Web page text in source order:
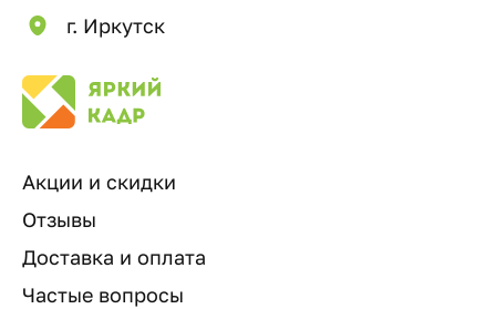
г. Иркутск
Акции и скидки
Отзывы
Доставка и оплата
Частые вопросы